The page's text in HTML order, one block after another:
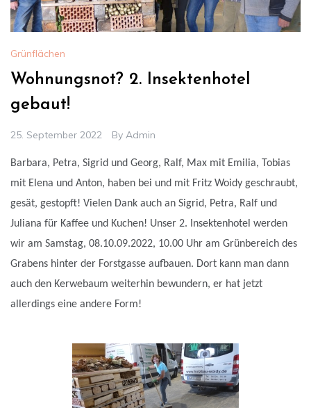
Grünflächen
Wohnungsnot? 2. Insektenhotel
gebaut!
25. September 2022 By Admin
Barbara, Petra, Sigrid und Georg, Ralf, Max mit Emilia, Tobias
mit Elena und Anton, haben bei und mit Fritz Woidy geschraubt,
gesät, gestopft! Vielen Dank auch an Sigrid, Petra, Ralf und
Juliana für Kaffee und Kuchen! Unser 2. Insektenhotel werden
wir am Samstag, 08.10.09.2022, 10.00 Uhr am Grünbereich des
Grabens hinter der Forstgasse aufbauen. Dort kann man dann
auch den Kerwebaum weiterhin bewundern, er hat jetzt
allerdings eine andere Form!